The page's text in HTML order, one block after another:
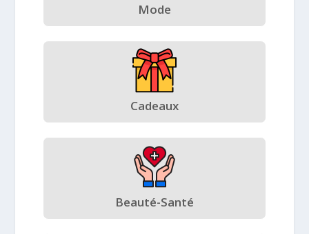
Mode
Cadeaux
Beauté-Santé